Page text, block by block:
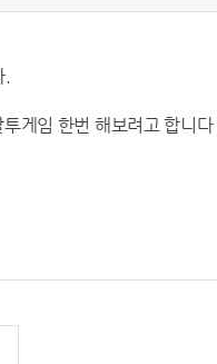
.
게임 한번 해보려고 합니다